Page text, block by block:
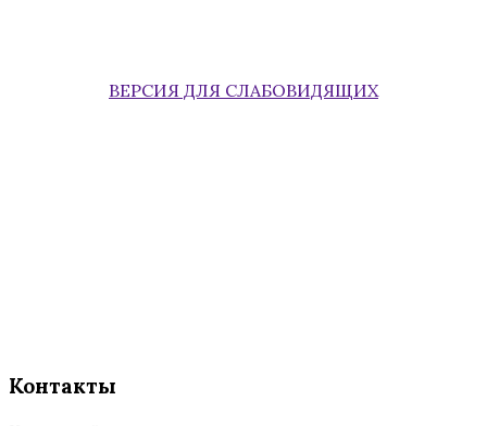
ВЕРСИЯ ДЛЯ СЛАБОВИДЯЩИХ
Контакты